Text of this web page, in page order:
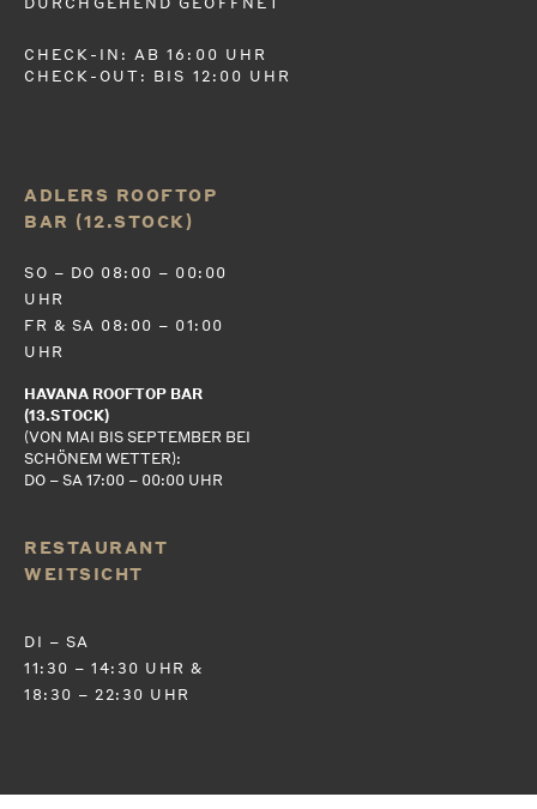
CHECK-IN: AB 16:00 UHR
CHECK-OUT: BIS 12:00 UHR
ADLERS ROOFTOP
BAR (12.STOCK)
SO – DO 08:00 – 00:00
UHR
FR & SA 08:00 – 01:00
UHR
HAVANA ROOFTOP BAR
(13.STOCK)
(VON MAI BIS SEPTEMBER BEI
SCHÖNEM WETTER):
DO – SA 17:00 – 00:00 UHR
RESTAURANT
WEITSICHT
DI – SA
11:30 – 14:30 UHR &
18:30 – 22:30 UHR